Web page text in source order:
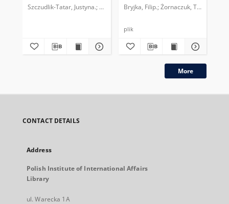
Szczudlik-Tatar, Justyna. Polski Instytut Spraw Międzynarodowych.
Bryjka, Filip. Żornaczuk, Tomasz.
plik
More
CONTACT DETAILS
Address
Polish Institute of International Affairs
Library
ul. Warecka 1A